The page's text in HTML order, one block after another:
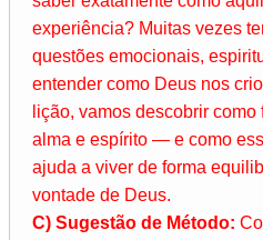
experiência? Muitas vezes
questões emocionais,
entender como Deus nos
lição, vamos descobrir
alma e espírito — e como
ajuda a viver de forma
vontade de Deus.
C) Sugestão de Método: